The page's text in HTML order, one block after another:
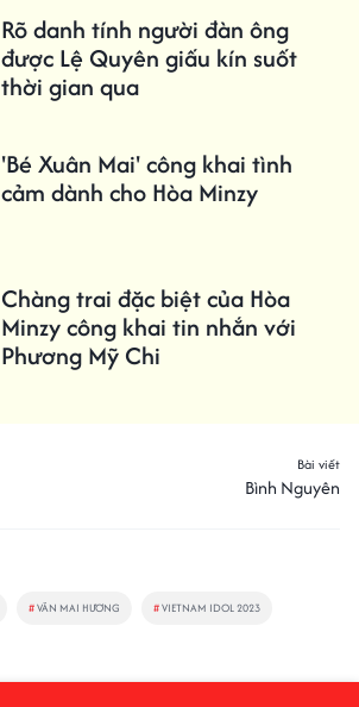
Rõ danh tính người đàn ông
được Lệ Quyên giấu kín suốt
thời gian qua
'Bé Xuân Mai' công khai tình
cảm dành cho Hòa Minzy
Chàng trai đặc biệt của Hòa
Minzy công khai tin nhắn với
Phương Mỹ Chi
Bài viết
Bình Nguyên
#VĂN MAI HƯƠNG #VIETNAM IDOL 2023